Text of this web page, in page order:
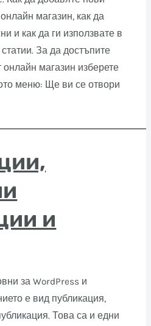
магазин, как да
и как да ги използвате в
За да достъпите
магазин изберете
меню: Ще ви се отвори
и
за WordPress и
е вид публикация,
Това са и едни